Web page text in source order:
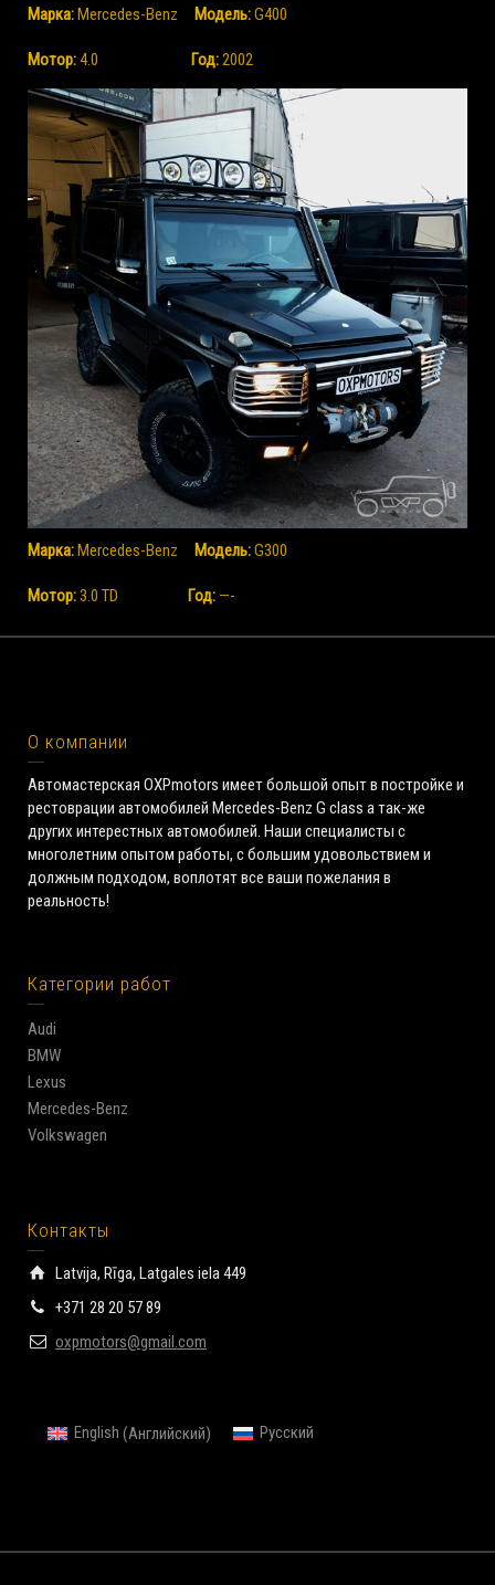
Марка:Mercedes-Benz Mодель:G400
Мотор:4.0 Год:2002
Марка:Mercedes-Benz Mодель:G300
Мотор:3.0 TD Год: —-
О компании
Автомастерская OXPmotors имеет большой опыт в постройке и
рестоврации автомобилей Mercedes-Benz G class а так-же
других интерестных автомобилей. Наши специалисты с
многолетним опытом работы, с большим удовольствием и
должным подходом, воплотят все ваши пожелания в
реальность!
Категории работ
Audi
BMW
Lexus
Mercedes-Benz
Volkswagen
Контакты
Latvija, Rīga, Latgales iela 449
+371 28 20 57 89
oxpmotors@gmail.com
English (Английский) Русский